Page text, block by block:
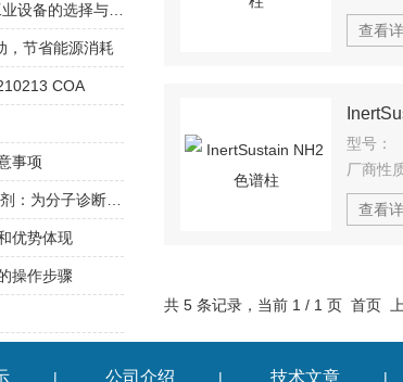
查看
型号：
厂商性
查看
共 5 条记录，当前 1 / 1 页 首页
德国Candor代理：高质量工业设备的选择与合作
，节省能源消耗
COA
事项
MagSi-DX Pathogen生物试剂：为分子诊断实验室提供稳定可靠的检测支持
优势体现
操作步骤
| 公司介绍 | 技术文章 |